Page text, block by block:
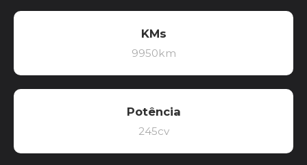
KMs
9950km
Potência
245cv